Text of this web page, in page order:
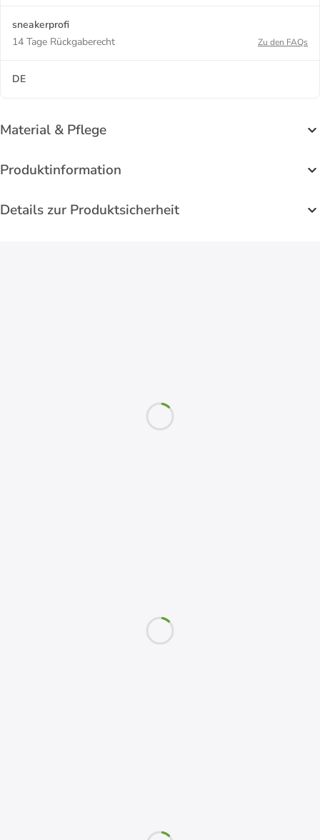
sneakerprofi
14 Tage Rückgaberecht
Zu den FAQs
DE
Material & Pflege
Produktinformation
Details zur Produktsicherheit